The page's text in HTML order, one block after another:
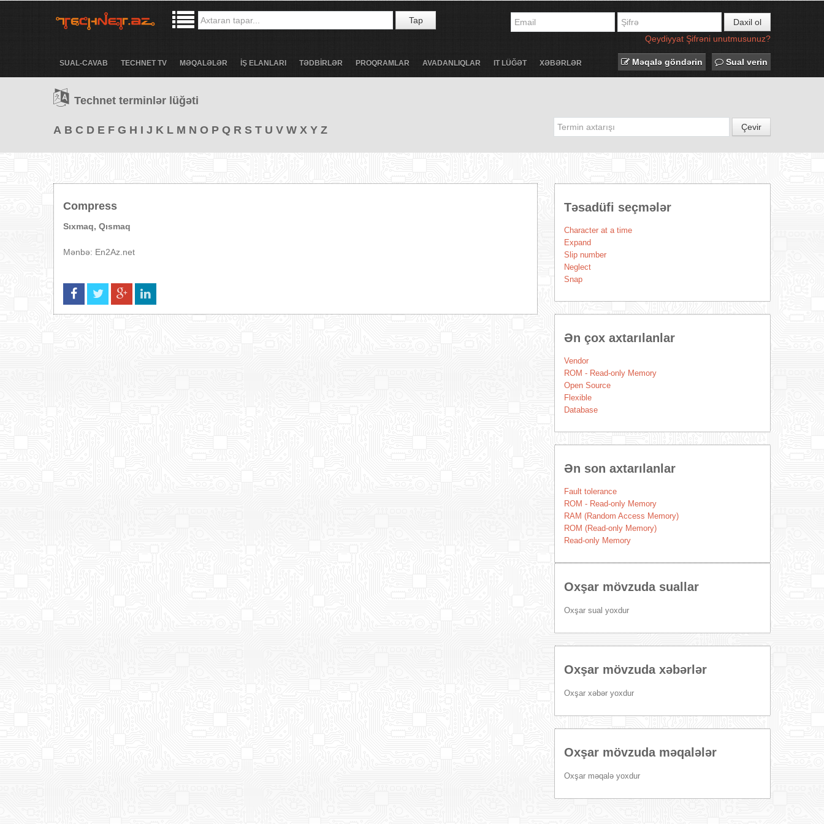
Tap
Daxil ol
Qeydiyyat Şifrəni unutmusunuz?
SUAL-CAVAB TECHNET TV MƏQALƏLƏR İŞ ELANLARI TƏDBİRLƏR PROQRAMLAR AVADANLIQLAR IT LÜĞƏT XƏBƏRLƏR Məqalə göndərin Sual verin
Technet terminlər lüğəti
A B C D E F G H I J K L M N O P Q R S T U V W X Y Z Çevir
Compress
Sıxmaq, Qısmaq
Mənbə: En2Az.net
Təsadüfi seçmələr
Character at a time
Expand
Slip number
Neglect
Snap
Ən çox axtarılanlar
Vendor
ROM - Read-only Memory
Open Source
Flexible
Database
Ən son axtarılanlar
Fault tolerance
ROM - Read-only Memory
RAM (Random Access Memory)
ROM (Read-only Memory)
Read-only Memory
Oxşar mövzuda suallar
Oxşar sual yoxdur
Oxşar mövzuda xəbərlər
Oxşar xəbər yoxdur
Oxşar mövzuda məqalələr
Oxşar məqalə yoxdur